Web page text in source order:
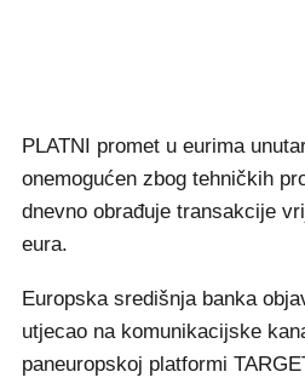
PLATNI promet u eurima
onemogućen zbog tehničkih
dnevno obrađuje transakcije
eura.
Europska središnja banka
utjecao na komunikacijske
paneuropskoj platformi